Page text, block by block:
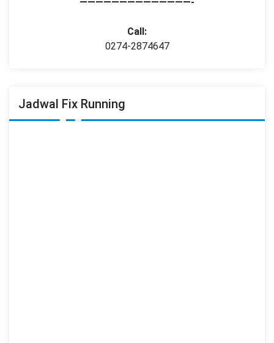
Call:
0274-2874647
Jadwal Fix Running